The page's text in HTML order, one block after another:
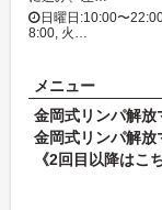
日曜日:10:00〜
8:00, 火…
メニュー
金岡式リンパ解放
《2回目以降はこ